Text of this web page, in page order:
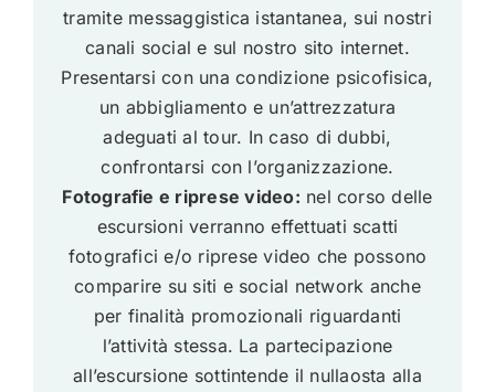
tramite messaggistica istantanea, sui nostri
canali social e sul nostro sito internet.
Presentarsi con una condizione psicofisica,
un abbigliamento e un’attrezzatura
adeguati al tour. In caso di dubbi,
confrontarsi con l’organizzazione.
Fotografie e riprese video: nel corso delle
escursioni verranno effettuati scatti
fotografici e/o riprese video che possono
comparire su siti e social network anche
per finalità promozionali riguardanti
l’attività stessa. La partecipazione
all’escursione sottintende il nullaosta alla